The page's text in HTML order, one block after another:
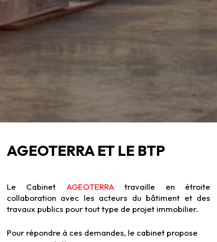
AGEOTERRA ET LE BTP
Le Cabinet AGEOTERRA travaille en étroite
collaboration avec les acteurs du bâtiment et des
travaux publics pour tout type de projet immobilier.
Pour répondre à ces demandes, le cabinet propose